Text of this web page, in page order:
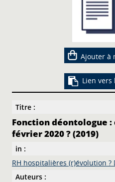
Ajouter à
Lien vers
Titre :
Fonction déontologue
février 2020 ? (2019)
in :
RH hospitalières (r)évolution ?
Auteurs :